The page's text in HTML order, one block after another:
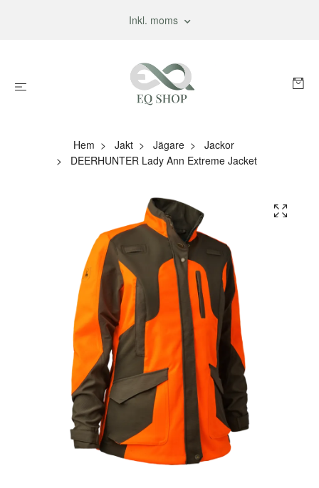
Inkl. moms
Hem Jakt Jägare
Jackor
DEERHUNTER Lady Ann Extreme Jacket